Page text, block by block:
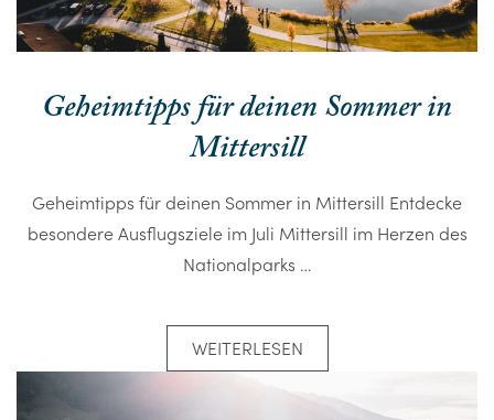
Geheimtipps für deinen Sommer in
Mittersill
Geheimtipps für deinen Sommer in Mittersill Entdecke
besondere Ausflugsziele im Juli Mittersill im Herzen des
Nationalparks …
WEITERLESEN